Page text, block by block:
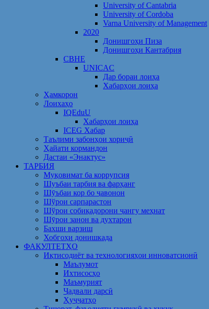
University of Cantabria
University of Cordoba
Varna University of Management
2020
Донишгоҳи Пиза
Донишгоҳи Кантабрия
CBHE
UNICAC
Дар бораи лоиҳа
Хабарҳои лоиҳа
Ҳамкорон
Лоихаҳо
IQEduU
Хабарҳои лоиҳа
ICEG Хабар
Таълими забонҳои хориҷӣ
Ҳайати кормандон
Дастаи «Энактус»
ТАРБИЯ
Муқовимат ба коррупсия
Шуъбаи тарбия ва фарҳанг
Шӯъбаи кор бо ҷавонон
Шўрои сарпарастон
Шўрои собиқадорони ҷангу меҳнат
Шӯрои занон ва духтарон
Бахши варзиш
Хобгоҳи донишкада
ФАКУЛТЕТҲО
Иқтисодиёт ва технологияҳои инноватсионӣ
Маълумот
Ихтисосҳо
Маъмурият
Ҷадвали дарсӣ
Ҳуҷҷатҳо